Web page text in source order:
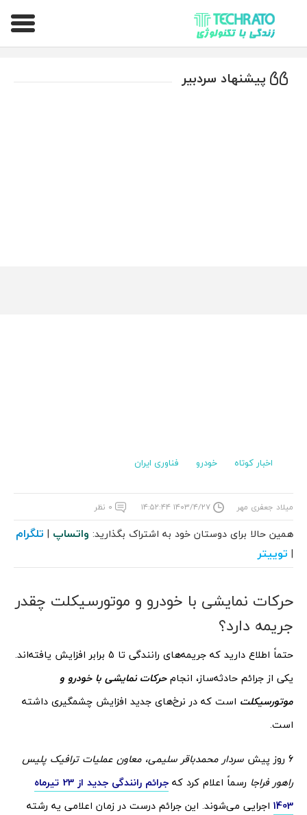
تکراتو – زندگی با تکنولوژی
پیشنهاد سردبیر
اخبار کوتاه خودرو فناوری ایران
میلاد جعفری مهر ۱۴۰۳/۴/۲۷ ۱۴:۵۲:۴۴ ۰ نظر
همین حالا برای دوستان خود به اشتراک بگذارید: واتساپ | تلگرام
| توییتر
حرکات نمایشی با خودرو و موتورسیکلت چقدر
جریمه دارد؟
حتماً اطلاع دارید که جریمه‌های رانندگی تا 5 برابر افزایش یافته‌اند.
یکی از جرائم حادثه‌ساز، انجامحرکات نمایشی با خودرو و
موتورسیکلت است که در نرخ‌های جدید افزایش چشمگیری داشته
است.
6 روز پیش
سردار محمدباقر سلیمی، معاون عملیات ترافیک پلیس
راهور فراجا رسماً اعلام کرد که
جرائم رانندگی جدید از 23 تیرماه
1403 اجرایی می‌شوند. این جرائم درست در زمان اعلامی یه رشته